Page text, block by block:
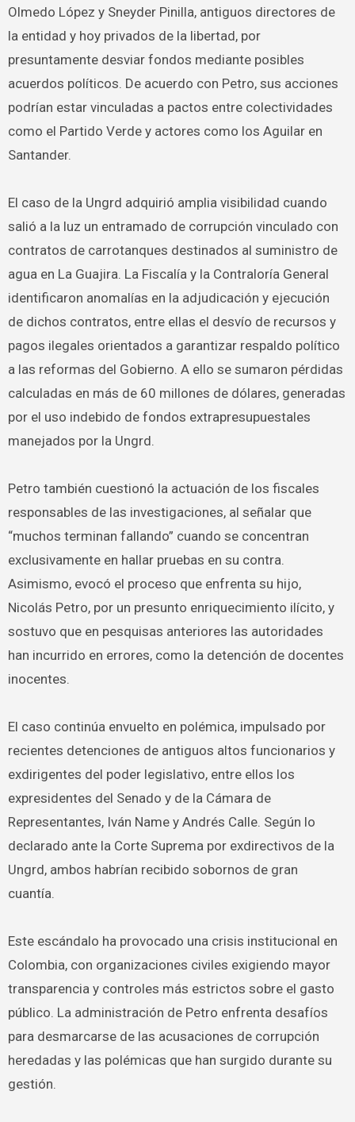
Olmedo López y Sneyder Pinilla, antiguos directores de
la entidad y hoy privados de la libertad, por
presuntamente desviar fondos mediante posibles
acuerdos políticos. De acuerdo con Petro, sus acciones
podrían estar vinculadas a pactos entre colectividades
como el Partido Verde y actores como los Aguilar en
Santander.
El caso de la Ungrd adquirió amplia visibilidad cuando
salió a la luz un entramado de corrupción vinculado con
contratos de carrotanques destinados al suministro de
agua en La Guajira. La Fiscalía y la Contraloría General
identificaron anomalías en la adjudicación y ejecución
de dichos contratos, entre ellas el desvío de recursos y
pagos ilegales orientados a garantizar respaldo político
a las reformas del Gobierno. A ello se sumaron pérdidas
calculadas en más de 60 millones de dólares, generadas
por el uso indebido de fondos extrapresupuestales
manejados por la Ungrd.
Petro también cuestionó la actuación de los fiscales
responsables de las investigaciones, al señalar que
“muchos terminan fallando” cuando se concentran
exclusivamente en hallar pruebas en su contra.
Asimismo, evocó el proceso que enfrenta su hijo,
Nicolás Petro, por un presunto enriquecimiento ilícito, y
sostuvo que en pesquisas anteriores las autoridades
han incurrido en errores, como la detención de docentes
inocentes.
El caso continúa envuelto en polémica, impulsado por
recientes detenciones de antiguos altos funcionarios y
exdirigentes del poder legislativo, entre ellos los
expresidentes del Senado y de la Cámara de
Representantes, Iván Name y Andrés Calle. Según lo
declarado ante la Corte Suprema por exdirectivos de la
Ungrd, ambos habrían recibido sobornos de gran
cuantía.
Este escándalo ha provocado una crisis institucional en
Colombia, con organizaciones civiles exigiendo mayor
transparencia y controles más estrictos sobre el gasto
público. La administración de Petro enfrenta desafíos
para desmarcarse de las acusaciones de corrupción
heredadas y las polémicas que han surgido durante su
gestión.